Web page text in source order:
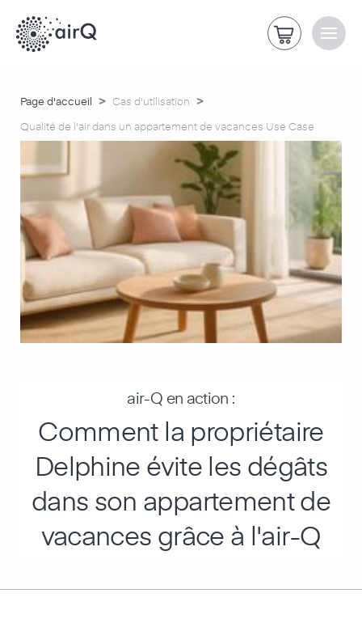
Page d'accueil > Cas d'utilisation >
Qualité de l'air dans un appartement de vacances Use Case
air-Q en action :
Comment la propriétaire
Delphine évite les dégâts
dans son appartement de
vacances grâce à l'air-Q